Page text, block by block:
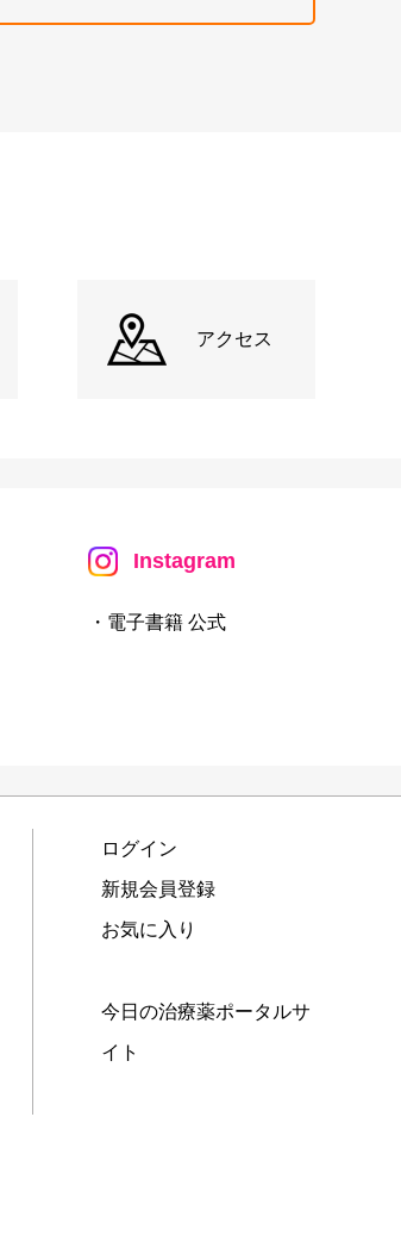
アクセス
Instagram
・電子書籍 公式
ログイン
新規会員登録
お気に入り
今日の治療薬ポータルサ
イト